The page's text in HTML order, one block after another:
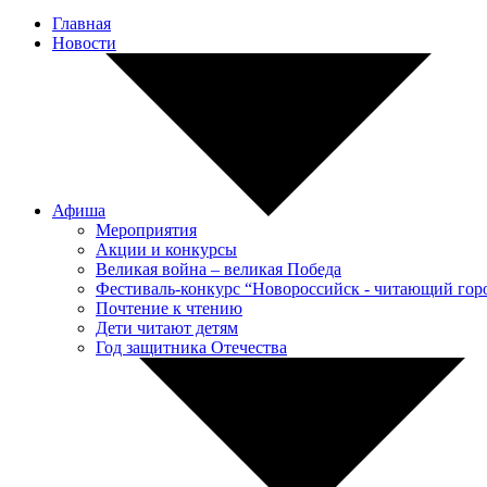
Главная
Новости
Афиша
Мероприятия
Акции и конкурсы
Великая война – великая Победа
Фестиваль-конкурс “Новороссийск - читающий
Почтение к чтению
Дети читают детям
Год защитника Отечества